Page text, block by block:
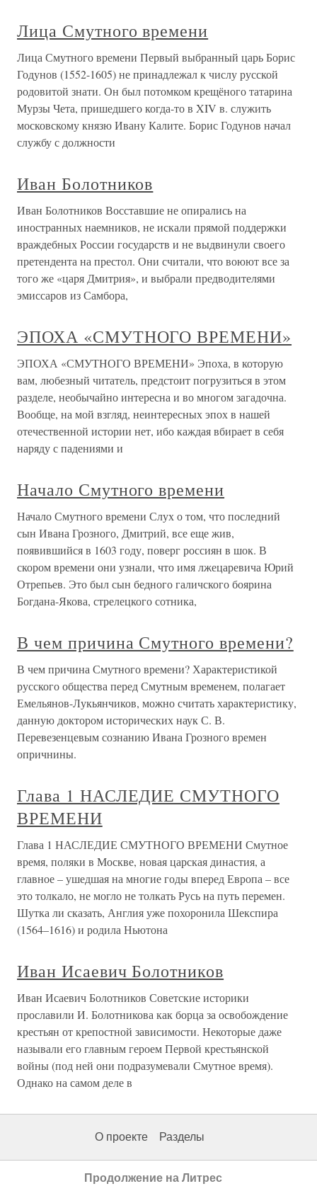
Лица Смутного времени
Лица Смутного времени Первый выбранный царь Борис
Годунов (1552-1605) не принадлежал к числу русской
родовитой знати. Он был потомком крещёного татарина
Мурзы Чета, пришедшего когда-то в XIV в. служить
московскому князю Ивану Калите. Борис Годунов начал
службу с должности
Иван Болотников
Иван Болотников Восставшие не опирались на
иностранных наемников, не искали прямой поддержки
враждебных России государств и не выдвинули своего
претендента на престол. Они считали, что воюют все за
того же «царя Дмитрия», и выбрали предводителями
эмиссаров из Самбора,
ЭПОХА «СМУТНОГО ВРЕМЕНИ»
ЭПОХА «СМУТНОГО ВРЕМЕНИ» Эпоха, в которую
вам, любезный читатель, предстоит погрузиться в этом
разделе, необычайно интересна и во многом загадочна.
Вообще, на мой взгляд, неинтересных эпох в нашей
отечественной истории нет, ибо каждая вбирает в себя
наряду с падениями и
Начало Смутного времени
Начало Смутного времени Слух о том, что последний
сын Ивана Грозного, Дмитрий, все еще жив,
появившийся в 1603 году, поверг россиян в шок. В
скором времени они узнали, что имя лжецаревича Юрий
Отрепьев. Это был сын бедного галичского боярина
Богдана-Якова, стрелецкого сотника,
В чем причина Смутного времени?
В чем причина Смутного времени? Характеристикой
русского общества перед Смутным временем, полагает
Емельянов-Лукьянчиков, можно считать характеристику,
данную доктором исторических наук С. В.
Перевезенцевым сознанию Ивана Грозного времен
опричнины.
Глава 1 НАСЛЕДИЕ СМУТНОГО
ВРЕМЕНИ
Глава 1 НАСЛЕДИЕ СМУТНОГО ВРЕМЕНИ Смутное
время, поляки в Москве, новая царская династия, а
главное – ушедшая на многие годы вперед Европа – все
это толкало, не могло не толкать Русь на путь перемен.
Шутка ли сказать, Англия уже похоронила Шекспира
(1564–1616) и родила Ньютона
Иван Исаевич Болотников
Иван Исаевич Болотников Советские историки
прославили И. Болотникова как борца за освобождение
крестьян от крепостной зависимости. Некоторые даже
называли его главным героем Первой крестьянской
войны (под ней они подразумевали Смутное время).
Однако на самом деле в
О проекте Разделы
Продолжение на Литрес